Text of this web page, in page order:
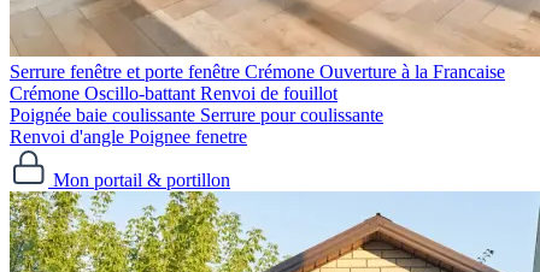
Serrure fenêtre et porte fenêtre Crémone Ouverture à la Francaise
Crémone Oscillo-battant Renvoi de fouillot
Poignée baie coulissante Serrure pour coulissante
Renvoi d'angle Poignee fenetre
Mon portail & portillon